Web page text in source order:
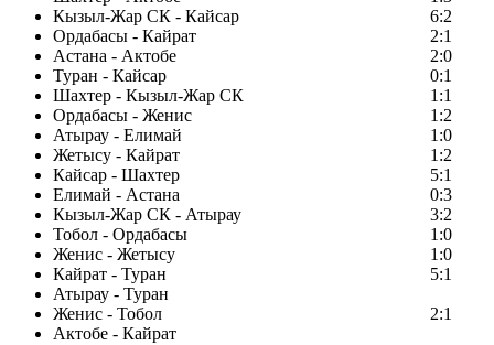
Кызыл-Жар СК - Кайсар
6:2
Ордабасы - Кайрат
2:1
Астана - Актобе
2:0
Туран - Кайсар
0:1
Шахтер - Кызыл-Жар СК
1:1
Ордабасы - Женис
1:2
Атырау - Елимай
1:0
Жетысу - Кайрат
1:2
Кайсар - Шахтер
5:1
Елимай - Астана
0:3
Кызыл-Жар СК - Атырау
3:2
Тобол - Ордабасы
1:0
Женис - Жетысу
1:0
Кайрат - Туран
5:1
Атырау - Туран
Женис - Тобол
2:1
Актобе - Кайрат